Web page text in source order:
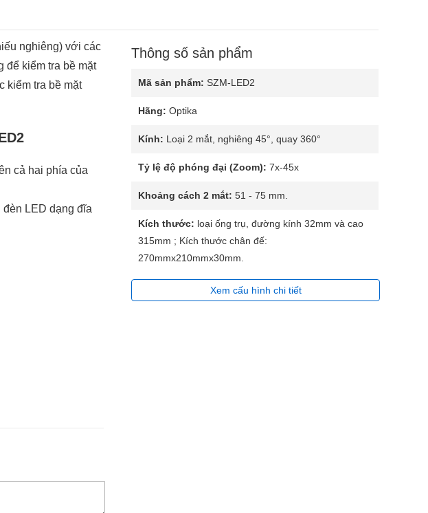
nghiêng) với các
để kiểm tra bề mặt
kiểm tra bề mặt
cả hai phía của
LED dạng đĩa
Thông số sản phẩm
Mã sản phẩm: SZM-LED2
Hãng: Optika
Kính: Loại 2 mắt, nghiêng 45°, quay 360°
Tỷ lệ độ phóng đại (Zoom): 7x-45x
Khoảng cách 2 mắt: 51 - 75 mm.
Kích thước: loại ống trụ, đường kính 32mm và cao
315mm ; Kích thước chân đế:
270mmx210mmx30mm.
Xem cấu hình chi tiết